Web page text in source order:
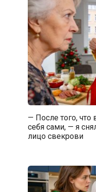
— После того, что
себя сами, — я
лицо свекрови